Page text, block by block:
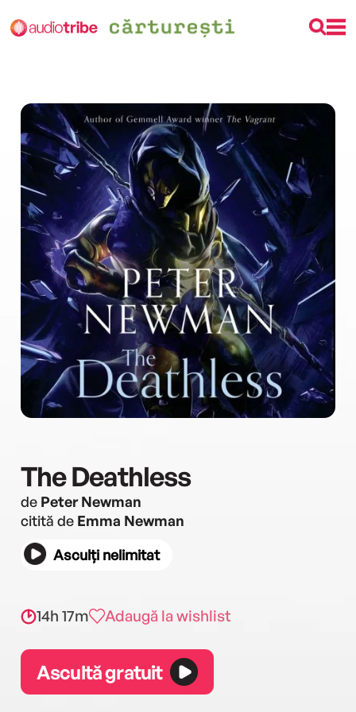
The Deathless
de Peter Newman
citită de Emma Newman
Asculți nelimitat
14h 17m Adaugă la wishlist
Ascultă gratuit